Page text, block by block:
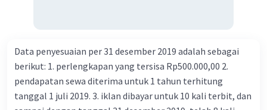
Data penyesuaian per 31 desember 2019 adalah sebagai
berikut: 1. perlengkapan yang tersisa Rp500.000,00 2.
pendapatan sewa diterima untuk 1 tahun terhitung
tanggal 1 juli 2019. 3. iklan dibayar untuk 10 kali terbit, dan